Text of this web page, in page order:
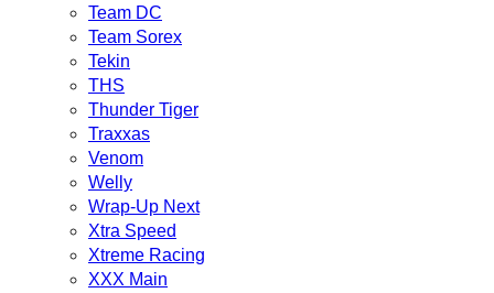
Team DC
Team Sorex
Tekin
THS
Thunder Tiger
Traxxas
Venom
Welly
Wrap-Up Next
Xtra Speed
Xtreme Racing
XXX Main